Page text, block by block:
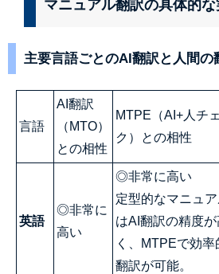
マニュアル翻訳の具体的
主要言語ごとのAI翻訳と人間の
言語
AI翻訳
（MTO）
との相性
MTPE（AI+人チ
ク）との相性
英語
◎非常に
高い
◎非常に高い
定型的なマニュ
はAI翻訳の精度が
く、MTPEで効率
翻訳が可能。